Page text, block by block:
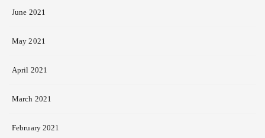
June 2021
May 2021
April 2021
March 2021
February 2021